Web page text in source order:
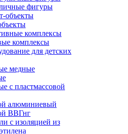
фигуры
комплексы
комплексы
для детских
медные
с пластмассовой
алюминиевый
ВВГнг
с изоляцией из